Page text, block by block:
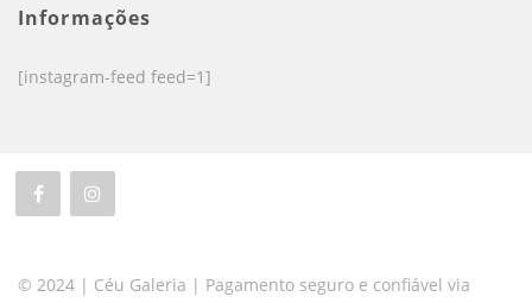
Informações
[instagram-feed feed=1]
© 2024 | Céu Galeria | Pagamento seguro e confiável via